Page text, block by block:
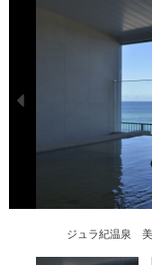
ジュラ紀温泉
ジュラ紀温
ジュラ紀温
入浴後